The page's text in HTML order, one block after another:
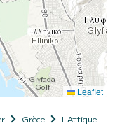
Leaflet
Grèce L'Attique